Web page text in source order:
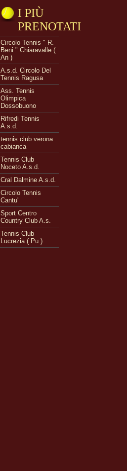
I PIÙ
PRENOTATI
Circolo Tennis " R.
Beni " Chiaravalle (
An )
A.s.d. Circolo Del
Tennis Ragusa
Ass. Tennis
Olimpica
Dossobuono
Rifredi Tennis
A.s.d.
tennis club verona
cabianca
Tennis Club
Noceto A.s.d.
Cral Dalmine A.s.d.
Circolo Tennis
Cantu'
Sport Centro
Country Club A.s.
Tennis Club
Lucrezia ( Pu )